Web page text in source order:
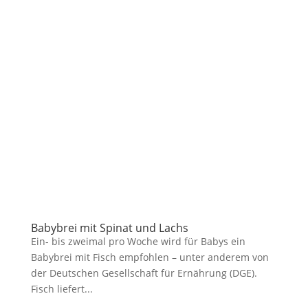
Babybrei mit Spinat und Lachs
Ein- bis zweimal pro Woche wird für Babys ein
Babybrei mit Fisch empfohlen – unter anderem von
der Deutschen Gesellschaft für Ernährung (DGE).
Fisch liefert...